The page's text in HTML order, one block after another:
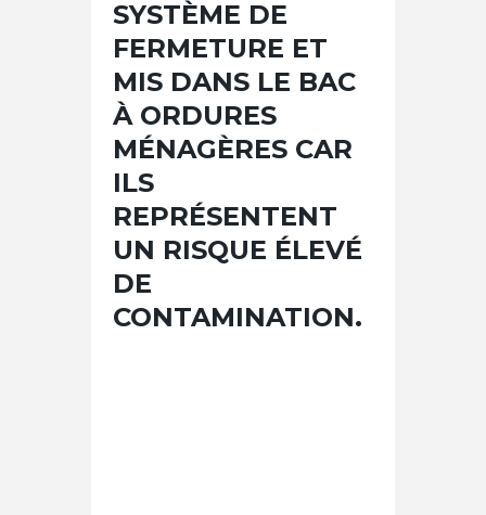
SYSTÈME DE
FERMETURE ET
MIS DANS LE BAC
À ORDURES
MÉNAGÈRES CAR
ILS
REPRÉSENTENT
UN RISQUE ÉLEVÉ
DE
CONTAMINATION.